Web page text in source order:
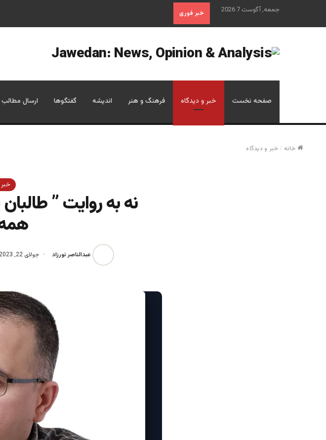
جمعه, آگوست 7 2026 خبر فوری
صفحه نخست خبر و دیدگاه فرهنگ و هنر اندیشه گفتگوها ارسال مطالب
خانه /خبر و دیدگاه
نه به روایت ”
عبدالناصر نورزاد جولای 22, 2023